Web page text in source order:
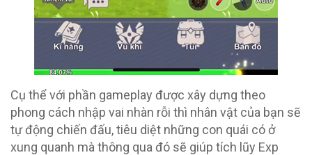
Cụ thể với phần gameplay được xây dựng theo
phong cách nhập vai nhàn rỗi thì nhân vật của bạn sẽ
tự động chiến đấu, tiêu diệt những con quái có ở
xung quanh mà thông qua đó sẽ giúp tích lũy Exp